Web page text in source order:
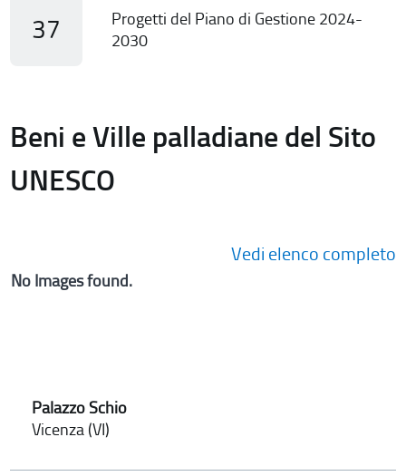
37
Progetti del Piano di Gestione 2024-
2030
Beni e Ville palladiane del Sito
UNESCO
Vedi elenco completo
No Images found.
Palazzo Schio
Vicenza (VI)